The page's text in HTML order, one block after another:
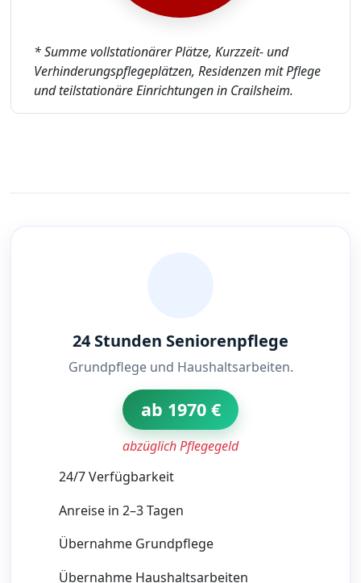
* Summe vollstationärer Plätze, Kurzzeit- und
Verhinderungspflegeplätzen, Residenzen mit Pflege
und teilstationäre Einrichtungen in Crailsheim.
24 Stunden Seniorenpflege
Grundpflege und Haushaltsarbeiten.
ab 1970 €
abzüglich Pflegegeld
24/7 Verfügbarkeit
Anreise in 2–3 Tagen
Übernahme Grundpflege
Übernahme Haushaltsarbeiten